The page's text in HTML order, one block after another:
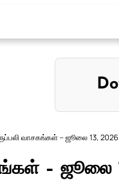
வாசகங்கள் – ஜூலை 13,
– ஜூலை